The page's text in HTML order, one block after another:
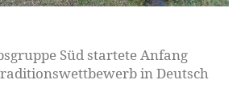
Süd startete Anfang
in Deutsch